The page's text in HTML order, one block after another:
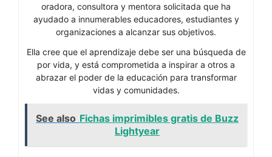
oradora, consultora y mentora solicitada que ha
ayudado a innumerables educadores, estudiantes y
organizaciones a alcanzar sus objetivos.
Ella cree que el aprendizaje debe ser una búsqueda de
por vida, y está comprometida a inspirar a otros a
abrazar el poder de la educación para transformar
vidas y comunidades.
See also Fichas imprimibles gratis de Buzz
Lightyear